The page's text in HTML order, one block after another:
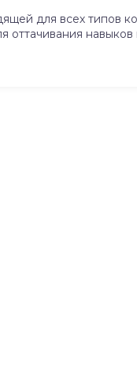
для всех типов
навыков